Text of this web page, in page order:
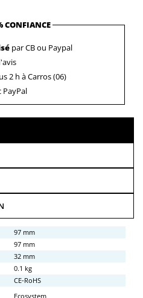
CONFIANCE
par CB ou Paypal
2 h à Carros (06)
PayPal
97 mm
97 mm
32 mm
0.1 kg
CE-RoHS
Ecosystem